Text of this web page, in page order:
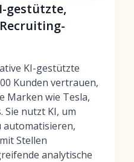
gestützte,
KI-gestützte
Kunden vertrauen,
Marken wie Tesla,
Sie nutzt KI, um
automatisieren,
Stellen
analytische